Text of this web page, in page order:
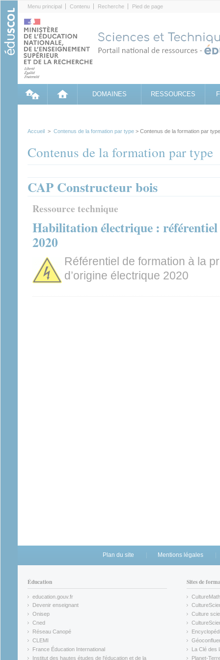
Menu principal Contenu Recherche Pied de page
DOMAINES RESSOURCES
Accueil > Contenus de la formation par type > Contenus de la formation par type
Contenus de la formation par type
CAP Constructeur bois
Ressource technique
Habilitation électrique :
2020
Référentiel de formation à la
d’origine électrique 2020
Plan du site Mentions légales
Éducation
education.gouv.fr
(link is external)
Devenir enseignant
(link is external)
Onisep
(link is external)
Cned
(link is external)
Réseau Canopé
(link is external)
CLEMI
(link is external)
France Éducation International
(link is external)
Institut des hautes études de l'éducation et de la
Sites de
CultureMath
(link is
(link is
Culture
(link is
(link is
(link is
La Clé des
(link is
Planet-